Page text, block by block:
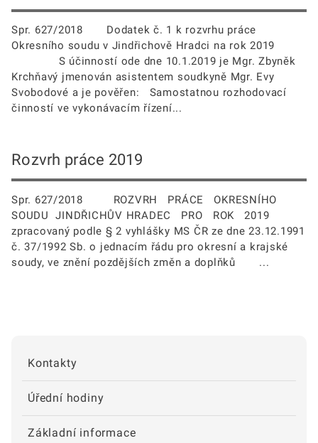
Kontakty
Úřední hodiny
Základní informace
Spr. 627/2018 Dodatek č. 1 k rozvrhu práce
Okresního soudu v Jindřichově Hradci na rok 2019
S účinností ode dne 10.1.2019 je Mgr. Zbyněk
Krchňavý jmenován asistentem soudkyně Mgr. Evy
Svobodové a je pověřen: Samostatnou rozhodovací
činností ve vykonávacím řízení...
Rozvrh práce 2019
Spr. 627/2018 ROZVRH PRÁCE OKRESNÍHO
SOUDU JINDŘICHŮV HRADEC PRO ROK 2019
zpracovaný podle § 2 vyhlášky MS ČR ze dne 23.12.1991
č. 37/1992 Sb. o jednacím řádu pro okresní a krajské
soudy, ve znění pozdějších změn a doplňků ...